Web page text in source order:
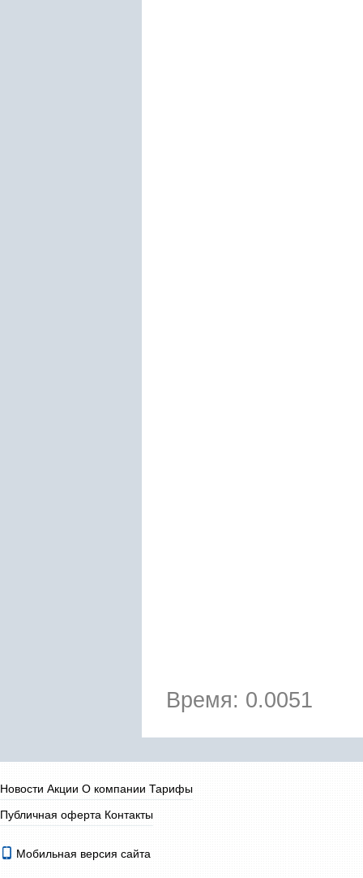
Время: 0.0051
Новости Акции О компании Тарифы
Публичная оферта Контакты
Мобильная версия сайта